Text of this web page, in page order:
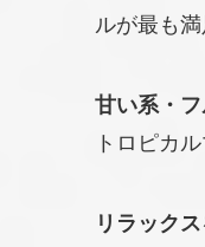
ルが最も
甘い系・
トロピカ
リラック